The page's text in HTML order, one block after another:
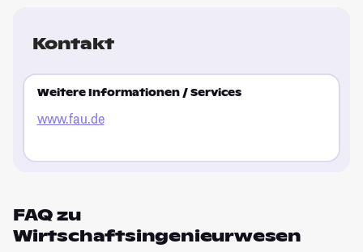
Kontakt
Weitere Informationen / Services
www.fau.de
FAQ zu
Wirtschaftsingenieurwesen